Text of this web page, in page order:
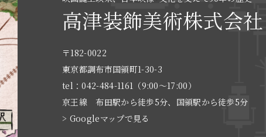
高津装飾美術株式会社
〒182-0022
東京都調布市国領町1-30-3
tel：042-484-1161（9:00〜17:00）
京王線 布田駅から徒歩5分、国領駅から徒歩5分
> Googleマップで見る